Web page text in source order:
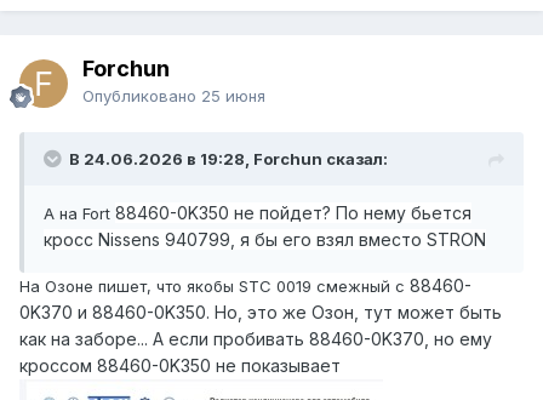
Forchun
Опубликовано 25 июня
В 24.06.2026 в 19:28, Forchun сказал:
А на Fort 88460-0K350 не пойдет? По нему бьется
кросс Nissens 940799, я бы его взял вместо STRON
На Озоне пишет, что якобы STC 0019 смежный с 88460-
0K370 и 88460-0K350. Но, это же Озон, тут может быть
как на заборе... А если пробивать 88460-0K370, но ему
кроссом 88460-0K350 не показывает